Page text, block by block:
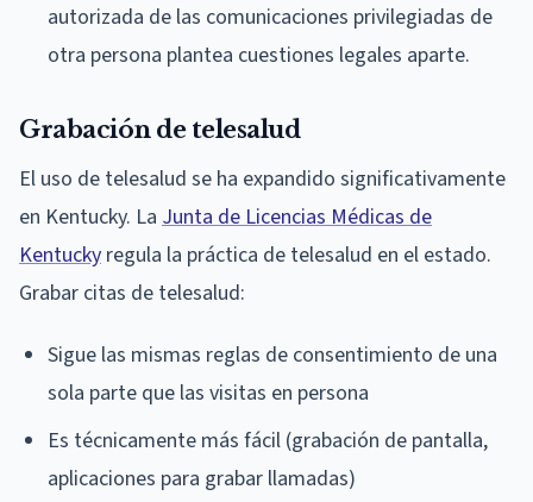
autorizada de las comunicaciones privilegiadas de
otra persona plantea cuestiones legales aparte.
Grabación de telesalud
El uso de telesalud se ha expandido significativamente
en Kentucky. La Junta de Licencias Médicas de
Kentucky regula la práctica de telesalud en el estado.
Grabar citas de telesalud:
Sigue las mismas reglas de consentimiento de una
sola parte que las visitas en persona
Es técnicamente más fácil (grabación de pantalla,
aplicaciones para grabar llamadas)